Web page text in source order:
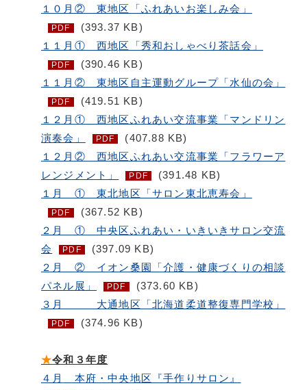
１０月② 東地区「ふれあいお楽しみ会」
PDF
(393.37 KB)
１１月① 西地区「秀和おしゃべり茶話会」
PDF
(390.46 KB)
１１月② 東地区自主運動グループ「水仙の会」
PDF
(419.51 KB)
１２月① 西地区ふれあい交流事業「マンドリン
演奏会」
PDF
(407.88 KB)
１２月② 西地区ふれあい交流事業「フラワーア
レンジメント」
PDF
(391.48 KB)
１月 ① 東北地区「サロン東北恵寿会」
PDF
(367.52 KB)
２月 ① 中央区ふれあい・いきいきサロン交流
会
PDF
(397.09 KB)
２月 ② イオン桑園「介護・健康づくりの相談
パネル展」
PDF
(373.60 KB)
３月 大通地区「北海道柔道整復専門学校」
PDF (374.96 KB)
★令和３年度
４月
本府・中央地区『手作りサロン』